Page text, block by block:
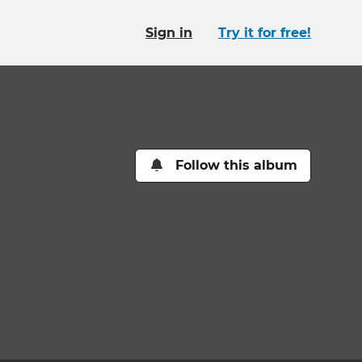
Sign in Try it for free!
Follow this album